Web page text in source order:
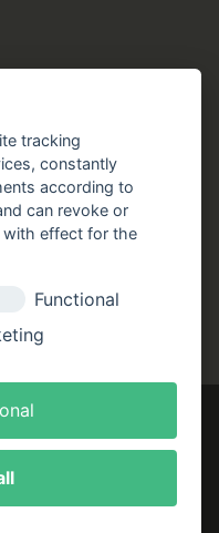
tracking
constantly
according to
can revoke or
with effect for the
Functional